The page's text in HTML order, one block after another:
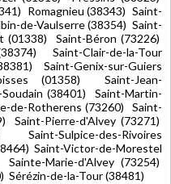
Romagnieu (38343) Saint-
de-Vaulserre (38354) Saint-
(01338) Saint-Béron (73226)
Saint-Clair-de-la-Tour
Saint-Genix-sur-Guiers
(01358) Saint-Jean-
(38401) Saint-Martin-
de-Rotherens (73260) Saint-
Saint-Pierre-d'Alvey (73271)
Saint-Sulpice-des-Rivoires
Saint-Victor-de-Morestel
Marie-d'Alvey (73254)
Sérézin-de-la-Tour (38481)